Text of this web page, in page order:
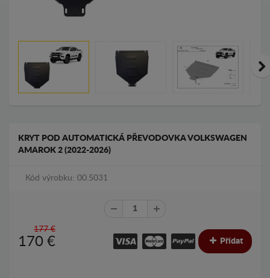
KRYT POD AUTOMATICKÁ PŘEVODOVKA VOLKSWAGEN
AMAROK 2 (2022-2026)
Kód výrobku: 00.5031
177 €
170 € Přídat